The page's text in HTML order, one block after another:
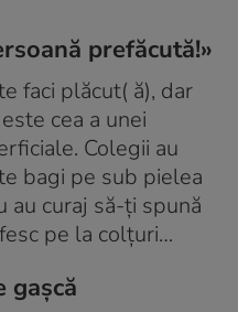
prefăcută!»
faci plăcut( ă), dar
cea a unei
Colegii au
bagi pe sub pielea
au curaj să-ţi spună
pe la colţuri…
gaşcă